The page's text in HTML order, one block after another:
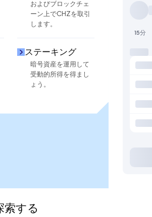
およびブロックチェ
ーン上でCHZを取引
します。
ステーキング
暗号資産を運用して
受動的所得を得まし
ょう。
15分
する